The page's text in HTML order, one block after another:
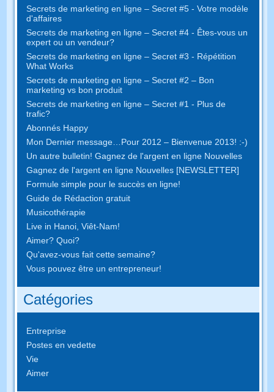
Secrets de marketing en ligne – Secret #5 - Votre modèle
d'affaires
Secrets de marketing en ligne – Secret #4 - Êtes-vous un
expert ou un vendeur?
Secrets de marketing en ligne – Secret #3 - Répétition
What Works
Secrets de marketing en ligne – Secret #2 – Bon
marketing vs bon produit
Secrets de marketing en ligne – Secret #1 - Plus de
trafic?
Abonnés Happy
Mon Dernier message…Pour 2012 – Bienvenue 2013! :-)
Un autre bulletin! Gagnez de l'argent en ligne Nouvelles
Gagnez de l'argent en ligne Nouvelles [NEWSLETTER]
Formule simple pour le succès en ligne!
Guide de Rédaction gratuit
Musicothérapie
Live in Hanoi, Viêt-Nam!
Aimer? Quoi?
Qu'avez-vous fait cette semaine?
Vous pouvez être un entrepreneur!
Catégories
Entreprise
Postes en vedette
Vie
Aimer